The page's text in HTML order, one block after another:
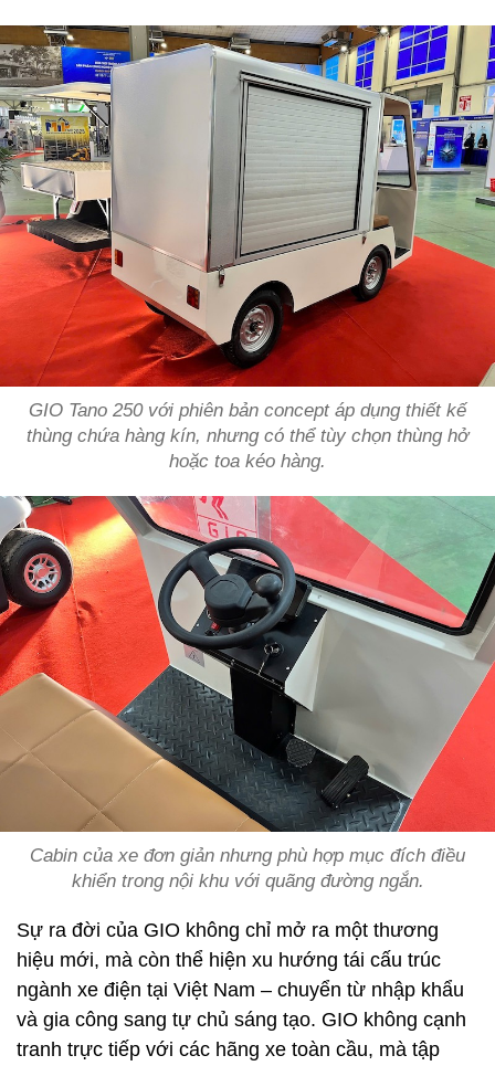
GIO Tano 250 với phiên bản concept áp dụng thiết kế
thùng chứa hàng kín, nhưng có thể tùy chọn thùng hở
hoặc toa kéo hàng.
Cabin của xe đơn giản nhưng phù hợp mục đích điều
khiển trong nội khu với quãng đường ngắn.
Sự ra đời của GIO không chỉ mở ra một thương
hiệu mới, mà còn thể hiện xu hướng tái cấu trúc
ngành xe điện tại Việt Nam – chuyển từ nhập khẩu
và gia công sang tự chủ sáng tạo. GIO không cạnh
tranh trực tiếp với các hãng xe toàn cầu, mà tập